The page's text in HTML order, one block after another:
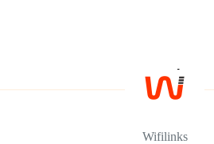
Wifilinks